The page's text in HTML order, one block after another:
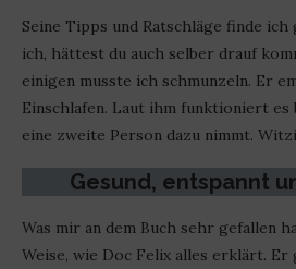
Seine Tipps und Ratschläge finde
ich, hättest du auch selber drauf
einigen musste ich schmunzeln. Er
Einschlafen. Laut ihm funktioniert es
eine zweite Person dazu nimmt.
Gesund, entspannt
Was mir an dem Buch sehr gefallen
Weise, wie Doc Felix alles erklärt. Er